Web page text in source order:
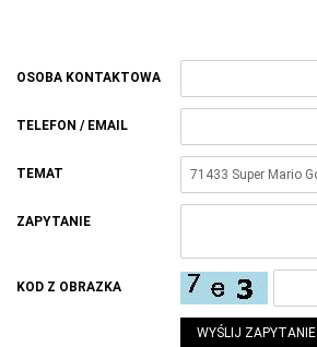
OSOBA KONTAKTOWA
TELEFON / EMAIL
TEMAT
ZAPYTANIE
KOD Z OBRAZKA
WYŚLIJ ZAPYTANIE